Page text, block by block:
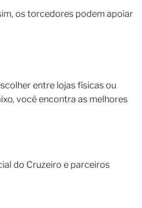
os torcedores podem apoiar
entre lojas físicas ou
você encontra as melhores
do Cruzeiro e parceiros